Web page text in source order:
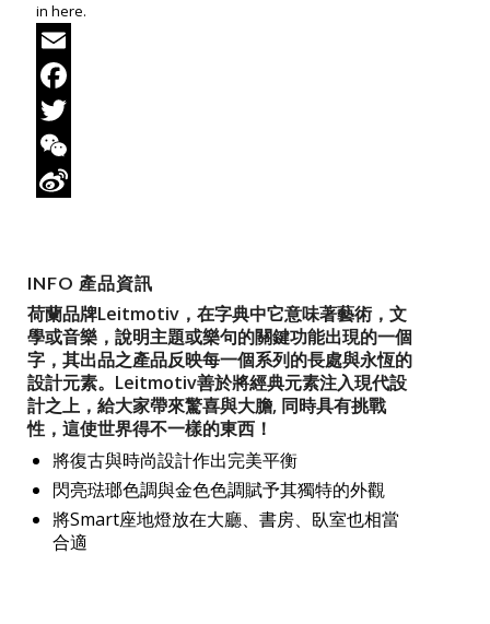
in here.
Email
Facebook
Twitter
WeChat
INFO 產品資訊
荷蘭品牌Leitmotiv，在字典中它意味著藝術，文
學或音樂，說明主題或樂句的關鍵功能出現的一個
字，其出品之產品反映每一個系列的長處與永恆的
設計元素。Leitmotiv善於將經典元素注入現代設
計之上，給大家帶來驚喜與大膽, 同時具有挑戰
性，這使世界得不一樣的東西！
將復古與時尚設計作出完美平衡
閃亮琺瑯色調與金色色調賦予其獨特的外觀
將Smart座地燈放在大廳、書房、臥室也相當
合適